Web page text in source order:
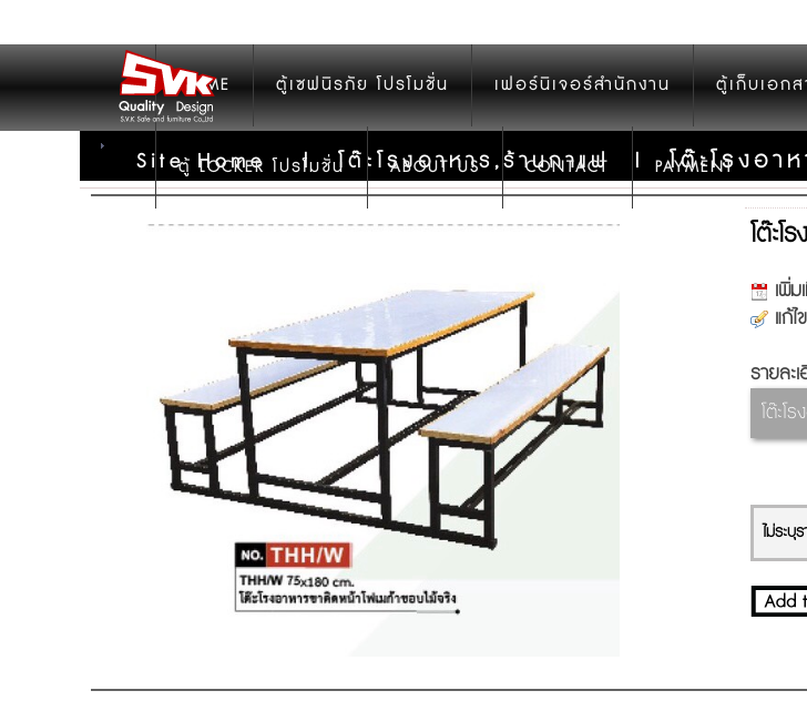
HOME ตู้เซฟนิรภัย โปรโมชั่น เฟอร์นิเจอร์สำนักงาน ตู้เก็บเอก
ตู้ LOCKER โปรโมชั่น ABOUT US CONTACT PAYMENT
Site Home |โต๊ะโรงอาหาร,ร้านกาแฟ |โต๊ะโรงอา
โต๊ะโ
เพิ่ม
แก้
รายละ
โต๊ะโ
ไม่ระบุ